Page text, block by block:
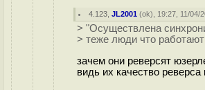
4.123 ,JL2001 (ok), 19:27, 11/04/
> "Осуществлена
> теже люди что
зачем они реверсят
видь их качество